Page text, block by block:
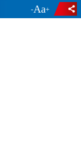
- +